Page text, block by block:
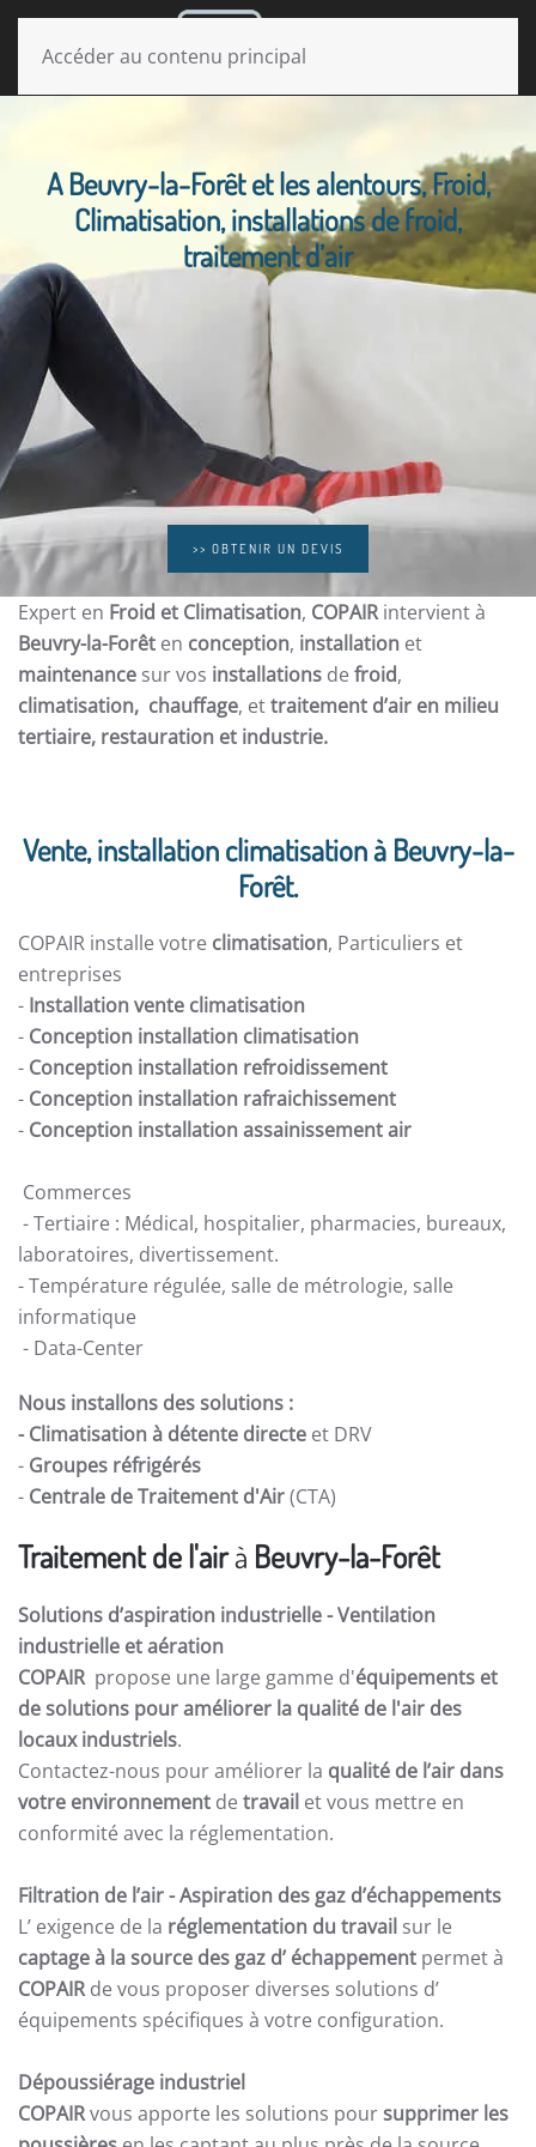
Accéder au contenu principal
A Beuvry-la-Forêt et les alentours, Froid,
Climatisation, installations de froid,
traitement d’air
>> OBTENIR UN DEVIS
Expert en Froid et Climatisation, COPAIRintervient à
Beuvry-la-Forêt en conception, installation et
maintenance sur vos installations de froid,
climatisation, chauffage, ettraitement d’air en milieu
tertiaire, restauration et industrie.
Vente, installation climatisation à Beuvry-la-
Forêt.
COPAIR installe votre climatisation, Particuliers et
entreprises
- Installation vente climatisation
- Conception installation climatisation
- Conception installation refroidissement
- Conception installation rafraichissement
- Conception installation assainissement air
Commerces
- Tertiaire : Médical, hospitalier, pharmacies, bureaux,
laboratoires, divertissement.
- Température régulée, salle de métrologie, salle
informatique
- Data-Center
Nous installons des solutions :
- Climatisation à détente directe et DRV
- Groupes réfrigérés
- Centrale de Traitement d'Air(CTA)
Traitement de l'airà Beuvry-la-Forêt
Solutions d’aspiration industrielle -Ventilation
industrielle et aération
COPAIR propose une large gamme d'équipements et
de solutions pour améliorer la qualité de l'air des
locaux industriels.
Contactez-nous pour améliorer la qualité de l’air dans
votre environnement de travail et vous mettre en
conformité avec la réglementation.
Filtration de l’air- Aspiration des gaz d’échappements
L’ exigence de la réglementation du travail sur le
captage à la source des gaz d’ échappement permet à
COPAIRde vous proposer diverses solutions d’
équipements spécifiques à votre configuration.
Dépoussiérage industriel
COPAIRvous apporte les solutions poursupprimer les